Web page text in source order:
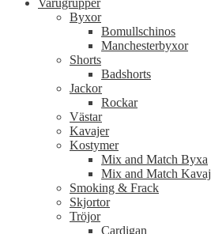
Varugrupper
Byxor
Bomullschinos
Manchesterbyxor
Shorts
Badshorts
Jackor
Rockar
Västar
Kavajer
Kostymer
Mix and Match Byxa
Mix and Match Kavaj
Smoking & Frack
Skjortor
Tröjor
Cardigan